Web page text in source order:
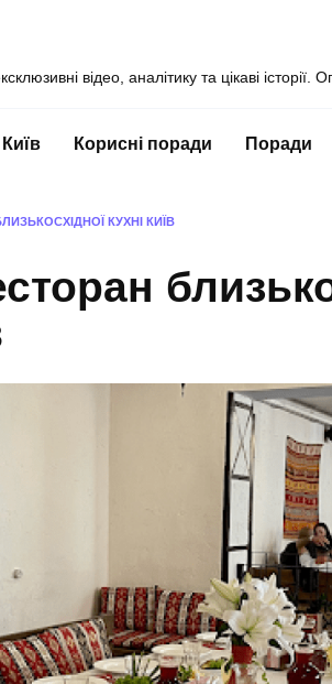
відео, аналітику та цікаві
Київ Корисні поради Поради
КУХНІ КИЇВ